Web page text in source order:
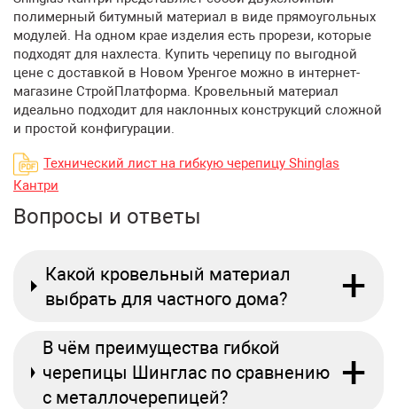
полимерный битумный материал в виде прямоугольных
модулей. На одном крае изделия есть прорези, которые
подходят для нахлеста. Купить черепицу по выгодной
цене с доставкой в Новом Уренгое можно в интернет-
магазине СтройПлатформа. Кровельный материал
идеально подходит для наклонных конструкций сложной
и простой конфигурации.
Технический лист на гибкую черепицу Shinglas
Кантри
Вопросы и ответы
Какой кровельный материал
выбрать для частного дома?
+
В чём преимущества гибкой
черепицы Шинглас по сравнению
с металлочерепицей?
+